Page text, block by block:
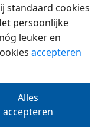
klanten
Privacy
standaard cookies
persoonlijke
leuker en
accepteren
Alles
accepteren